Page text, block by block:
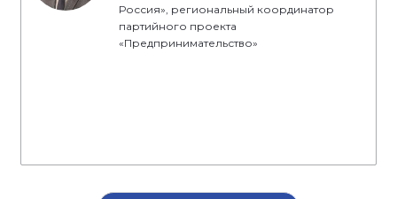
Россия», региональный координатор
партийного проекта
«Предпринимательство»